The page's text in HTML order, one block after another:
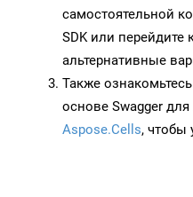
самостоятельной
SDK или перейдите
альтернативные
Также
основе Swagger для
Aspose.Cells, чтобы